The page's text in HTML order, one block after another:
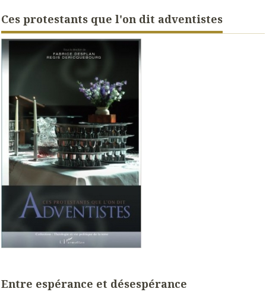
Ces protestants que l'on dit adventistes
Entre espérance et désespérance